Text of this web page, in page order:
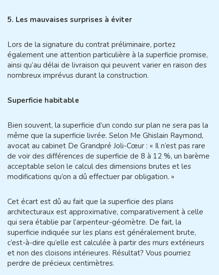
5. Les mauvaises surprises à éviter
Lors de la signature du contrat préliminaire, portez
également une attention particulière à la superficie promise,
ainsi qu’au délai de livraison qui peuvent varier en raison des
nombreux imprévus durant la construction.
Superficie habitable
Bien souvent, la superficie d’un condo sur plan ne sera pas la
même que la superficie livrée. Selon Me Ghislain Raymond,
avocat au cabinet De Grandpré Joli-Cœur : « Il n’est pas rare
de voir des différences de superficie de 8 à 12 %, un barème
acceptable selon le calcul des dimensions brutes et les
modifications qu’on a dû effectuer par obligation. »
Cet écart est dû au fait que la superficie des plans
architecturaux est approximative, comparativement à celle
qui sera établie par l’arpenteur-géomètre. De fait, la
superficie indiquée sur les plans est généralement brute,
c’est-à-dire qu’elle est calculée à partir des murs extérieurs
et non des cloisons intérieures. Résultat? Vous pourriez
perdre de précieux centimètres.